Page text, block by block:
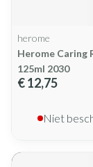
herome
Herome Caring
125ml 2030
€ 12,75
Niet